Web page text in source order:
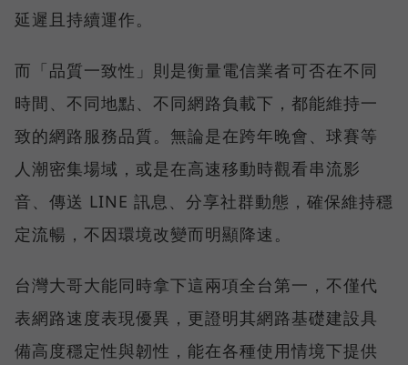
延遲且持續運作。
而「品質一致性」則是衡量電信業者可否在不同
時間、不同地點、不同網路負載下，都能維持一
致的網路服務品質。無論是在跨年晚會、球賽等
人潮密集場域，或是在高速移動時觀看串流影
音、傳送 LINE 訊息、分享社群動態，確保維持穩
定流暢，不因環境改變而明顯降速。
台灣大哥大能同時拿下這兩項全台第一，不僅代
表網路速度表現優異，更證明其網路基礎建設具
備高度穩定性與韌性，能在各種使用情境下提供